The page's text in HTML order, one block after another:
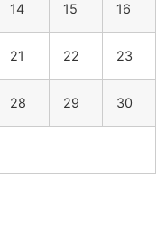
14 15 16
21 22 23
28 29 30